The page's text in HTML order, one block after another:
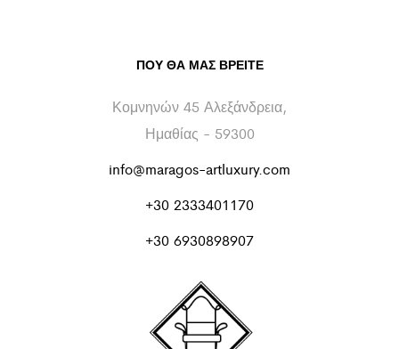
ΠΟΥ ΘΑ ΜΑΣ ΒΡΕΊΤΕ
Κομνηνών 45 Αλεξάνδρεια,
Ημαθίας - 59300
info@maragos-artluxury.com
+30 2333401170
+30 6930898907